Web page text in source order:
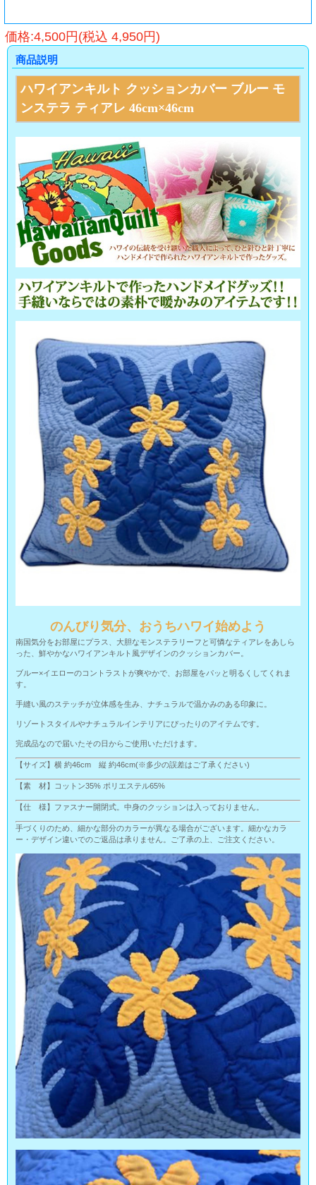
価格:4,500円(税込 4,950円)
商品説明
ハワイアンキルト クッションカバー ブルー モ
ンステラ ティアレ 46cm×46cm
のんびり気分、おうちハワイ始めよう
南国気分をお部屋にプラス、大胆なモンステラリーフと可憐なティアレをあしら
った、鮮やかなハワイアンキルト風デザインのクッションカバー。
ブルー×イエローのコントラストが爽やかで、お部屋をパッと明るくしてくれま
す。
手縫い風のステッチが立体感を生み、ナチュラルで温かみのある印象に。
リゾートスタイルやナチュラルインテリアにぴったりのアイテムです。
完成品なので届いたその日からご使用いただけます。
【サイズ】横 約46cm 縦 約46cm(※多少の誤差はご了承ください)
【素 材】コットン35% ポリエステル65%
【仕 様】ファスナー開閉式。中身のクッションは入っておりません。
手づくりのため、細かな部分のカラーが異なる場合がございます。細かなカラ
ー・デザイン違いでのご返品は承りません。ご了承の上、ご注文ください。